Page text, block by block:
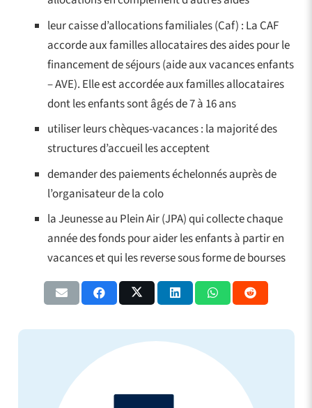
leur caisse d’allocations familiales (Caf) : La CAF
accorde aux familles allocataires des aides pour le
financement de séjours (aide aux vacances enfants
– AVE). Elle est accordée aux familles allocataires
dont les enfants sont âgés de 7 à 16 ans
utiliser leurs chèques-vacances : la majorité des
structures d’accueil les acceptent
demander des paiements échelonnés auprès de
l’organisateur de la colo
la Jeunesse au Plein Air (JPA) qui collecte chaque
année des fonds pour aider les enfants à partir en
vacances et qui les reverse sous forme de bourses